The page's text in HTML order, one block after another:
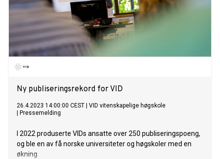
Ny publiseringsrekord for VID
26.4.2023 14:00:00 CEST
VID vitenskapelige høgskole
Pressemelding
I 2022 produserte VIDs ansatte over 250 publiseringspoeng,
og ble en av få norske universiteter og høgskoler med en
økning.